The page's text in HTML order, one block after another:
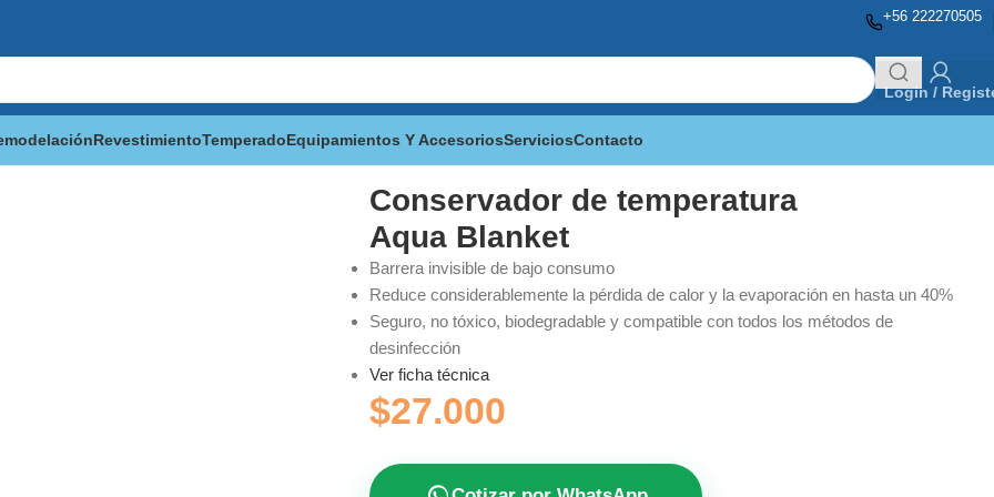
+56 222270505
Login /
RevestimientoTemperadoEquipamientos Y AccesoriosServiciosContacto
Conservador de temperatura
Aqua Blanket
Barrera invisible de bajo consumo
Reduce considerablemente la pérdida de calor y la evaporación en hasta un 40%
Seguro, no tóxico, biodegradable y compatible con todos los métodos de
desinfección
Ver ficha técnica
$27.000